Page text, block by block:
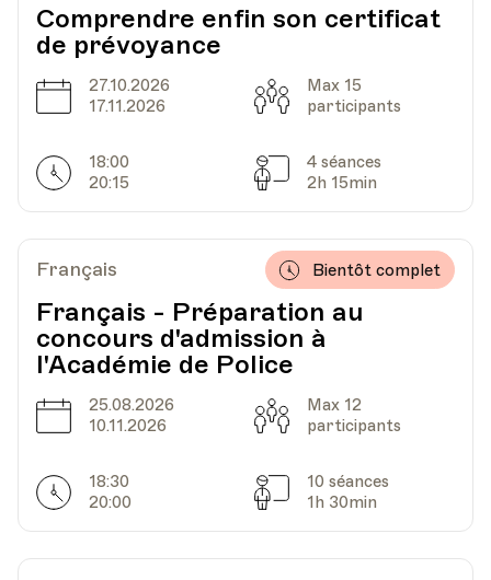
Date11.11.2024
Av. de Cour 33
Comprendre enfin son certificat
de prévoyance
Date
27.10.2026
17.11.2026
Capacité
Max 15
participants
Horarires
18:00
20:15
Séances
4 séances
2h 15min
Français
Français - Préparation au
concours d'admission à
l'Académie de Police
Bientôt complet
Date
25.08.2026
10.11.2026
Capacité
Max 12
participants
Horarires
18:30
20:00
Séances
10 séances
1h 30min